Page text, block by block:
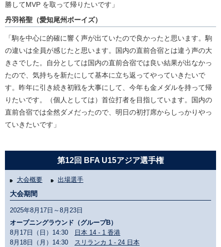
勝してMVP を取って帰りたいです」
丹羽裕聖（愛知尾州ボーイズ）
「駒を中心に的確に響く声が出ていたので良かったと思います。駒
の違いは全員が感じたと思います。国内の直前合宿とは違う声の大
きさでした。自分としては国内の直前合宿では良い結果が出なかっ
たので、気持ちを新たにして基本に立ち返ってやっていきたいで
す。昨年に引き続き初戦を大事にして、今年も金メダルを持って帰
りたいです。（個人としては）首位打者を目指しています。国内の
直前合宿では全然ダメだったので、明日の初打席からしっかりやっ
ていきたいです」
第12回 BFA U15アジア選手権
大会概要 出場選手
大会期間
2025年8月17日～8月23日
オープニングラウンド（グループB）
8月17日（日）14:30
日本 14 - 1 香港
8月18日（月）14:30 スリランカ 1 - 24 日本